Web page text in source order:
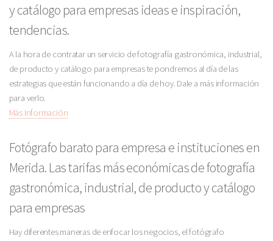
y catálogo para empresas ideas e inspiración,
tendencias.
A la hora de contratar un servicio de fotografía gastronómica, industrial,
de producto y catálogo para empresas te pondremos al día de las
estrategias que están funcionando a día de hoy. Dale a más información
para verlo.
Más Información
Fotógrafo barato para empresa e instituciones en
Merida. Las tarifas más económicas de fotografía
gastronómica, industrial, de producto y catálogo
para empresas
Hay diferentes maneras de enfocar los negocios, el fotógrafo